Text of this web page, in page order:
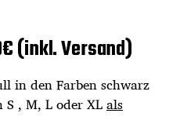
(inkl. Versand)
in den Farben schwarz
, M, L oder XLals